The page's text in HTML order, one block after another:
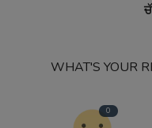
WHAT'S YOUR
0